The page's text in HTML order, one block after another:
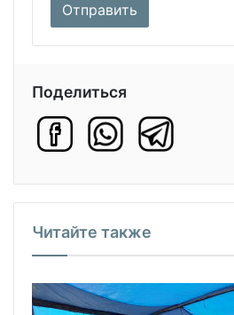
Поделиться
Читайте также